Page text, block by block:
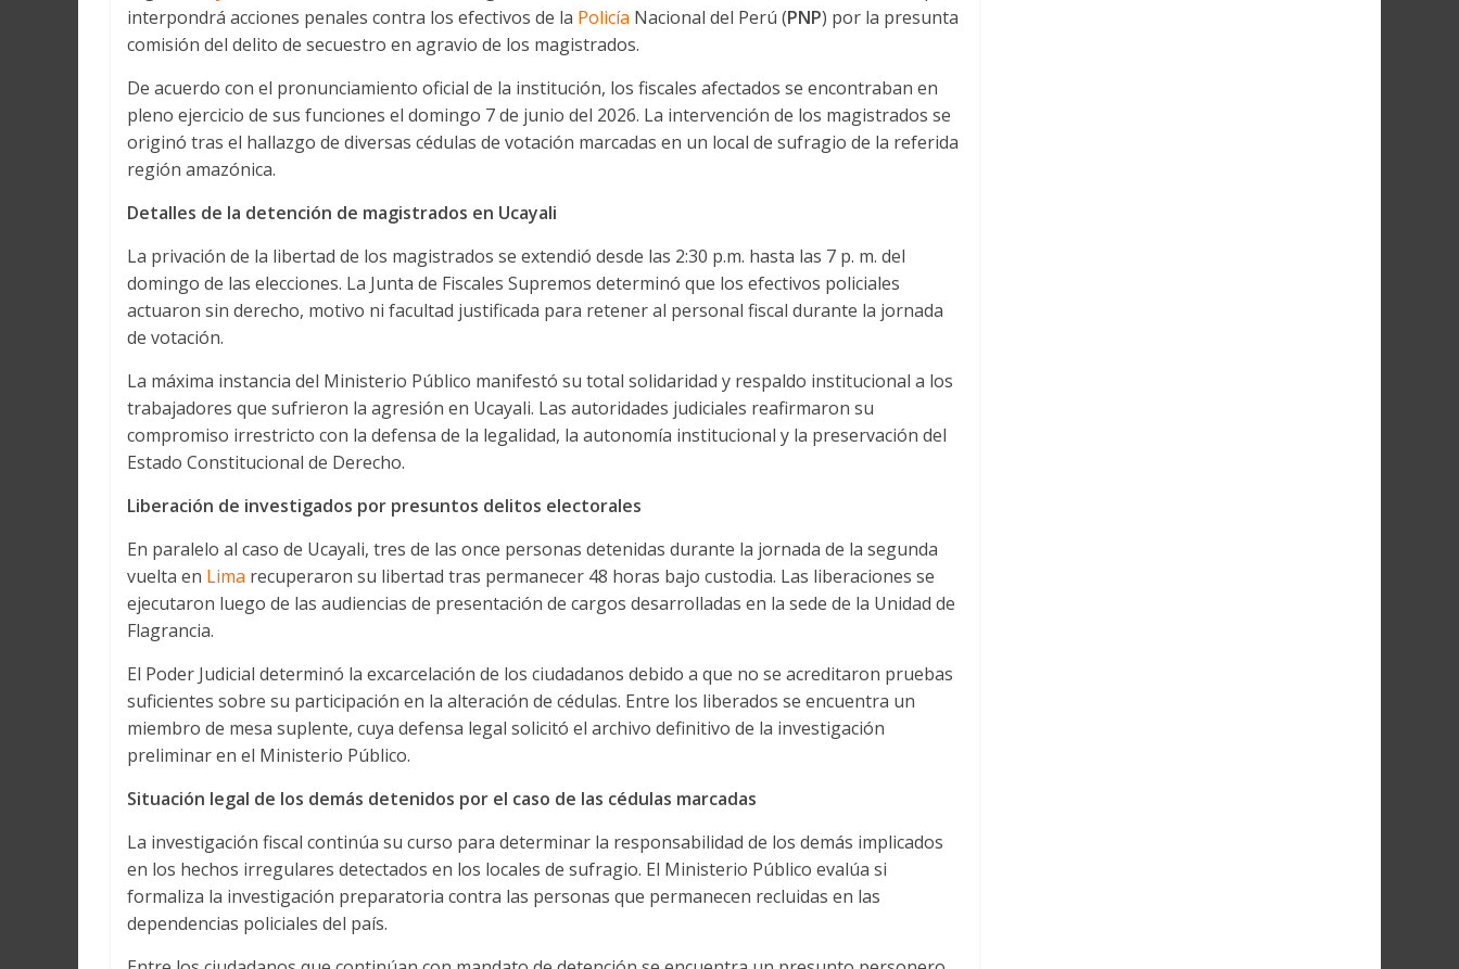
interpondrá acciones penales contra los efectivos de la Policía Nacional del Perú (PNP) por la presunta
comisión del delito de secuestro en agravio de los magistrados.
De acuerdo con el pronunciamiento oficial de la institución, los fiscales afectados se encontraban en
pleno ejercicio de sus funciones el domingo 7 de junio del 2026. La intervención de los magistrados se
originó tras el hallazgo de diversas cédulas de votación marcadas en un local de sufragio de la referida
región amazónica.
Detalles de la detención de magistrados en Ucayali
La privación de la libertad de los magistrados se extendió desde las 2:30 p.m. hasta las 7 p. m. del
domingo de las elecciones. La Junta de Fiscales Supremos determinó que los efectivos policiales
actuaron sin derecho, motivo ni facultad justificada para retener al personal fiscal durante la jornada
de votación.
La máxima instancia del Ministerio Público manifestó su total solidaridad y respaldo institucional a los
trabajadores que sufrieron la agresión en Ucayali. Las autoridades judiciales reafirmaron su
compromiso irrestricto con la defensa de la legalidad, la autonomía institucional y la preservación del
Estado Constitucional de Derecho.
Liberación de investigados por presuntos delitos electorales
En paralelo al caso de Ucayali, tres de las once personas detenidas durante la jornada de la segunda
vuelta en Lima recuperaron su libertad tras permanecer 48 horas bajo custodia. Las liberaciones se
ejecutaron luego de las audiencias de presentación de cargos desarrolladas en la sede de la Unidad de
Flagrancia.
El Poder Judicial determinó la excarcelación de los ciudadanos debido a que no se acreditaron pruebas
suficientes sobre su participación en la alteración de cédulas. Entre los liberados se encuentra un
miembro de mesa suplente, cuya defensa legal solicitó el archivo definitivo de la investigación
preliminar en el Ministerio Público.
Situación legal de los demás detenidos por el caso de las cédulas marcadas
La investigación fiscal continúa su curso para determinar la responsabilidad de los demás implicados
en los hechos irregulares detectados en los locales de sufragio. El Ministerio Público evalúa si
formaliza la investigación preparatoria contra las personas que permanecen recluidas en las
dependencias policiales del país.